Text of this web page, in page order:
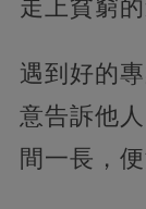
走上貧窮的
遇到好的
意告訴他
間一長，